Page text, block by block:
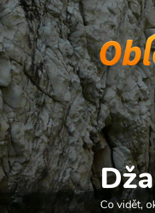
Co vidět,